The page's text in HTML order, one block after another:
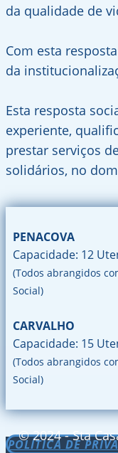
da qualidade de
Com esta
da
Esta resposta
experiente,
prestar serviços
solidários, no
PENACOVA
Capacidade: 12
(Todos abrangidos
Social)
CARVALHO
Capacidade: 15
(Todos abrangidos
Social)
POLÍTICA DE
© 2024 - Sta